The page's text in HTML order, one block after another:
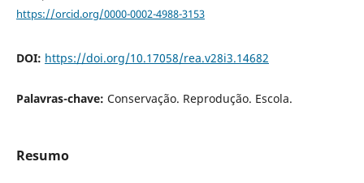
https://orcid.org/0000-0002-4988-3153
DOI: https://doi.org/10.17058/rea.v28i3.14682
Palavras-chave: Conservação. Reprodução. Escola.
Resumo